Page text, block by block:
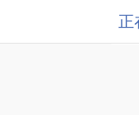
正